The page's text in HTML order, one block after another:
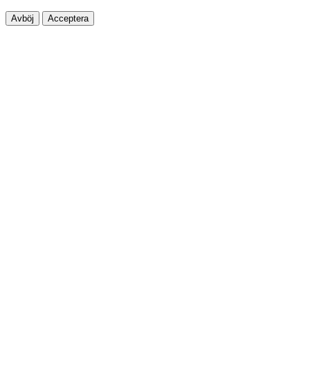
Avböj Acceptera